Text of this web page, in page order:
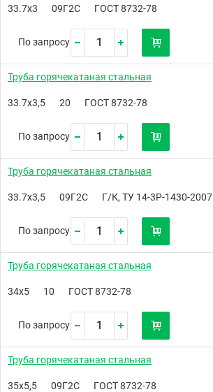
33.7х3 09Г2С ГОСТ 8732-78
По запросу
Труба горячекатаная стальная
33.7х3,5 20 ГОСТ 8732-78
По запросу
Труба горячекатаная стальная
33.7х3,5 09Г2С Г/К, ТУ 14-3Р-1430-2007
По запросу
Труба горячекатаная стальная
34х5 10 ГОСТ 8732-78
По запросу
Труба горячекатаная стальная
35х5,5 09Г2С ГОСТ 8732-78